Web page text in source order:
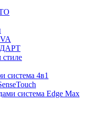
система 4в1
система Edge Max